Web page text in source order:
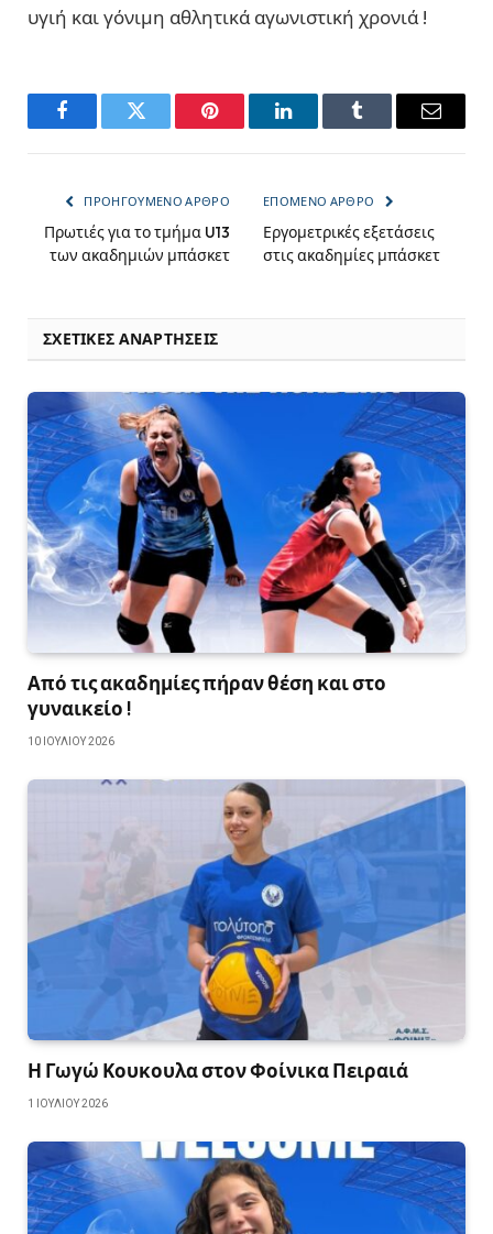
υγιή και γόνιμη αθλητικά αγωνιστική χρονιά !
FacebookTwitter Pinterest LinkedInTumblr Email
ΠΡΟΗΓΟΎΜΕΝΟ ΆΡΘΡΟ
Πρωτιές για το τμήμα U13
των ακαδημιών μπάσκετ
ΕΠΌΜΕΝΟ ΆΡΘΡΟ
Εργομετρικές εξετάσεις
στις ακαδημίες μπάσκετ
ΣΧΕΤΙΚΈΣ ΑΝΑΡΤΉΣΕΙΣ
Από τις ακαδημίες πήραν θέση και στο
γυναικείο !
10 ΙΟΥΛΊΟΥ 2026
Η Γωγώ Κουκουλα στον Φοίνικα Πειραιά
1 ΙΟΥΛΊΟΥ 2026